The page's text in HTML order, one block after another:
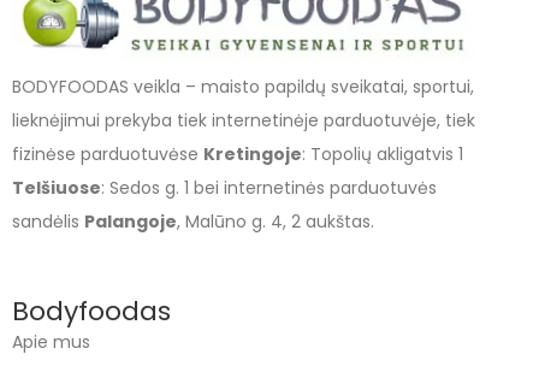
BODYFOODAS veikla – maisto papildų sveikatai, sportui,
lieknėjimui prekyba tiek internetinėje parduotuvėje, tiek
fizinėse parduotuvėse Kretingoje: Topolių akligatvis 1
Telšiuose: Sedos g. 1 bei internetinės parduotuvės
sandėlis Palangoje, Malūno g. 4, 2 aukštas.
Bodyfoodas
Apie mus